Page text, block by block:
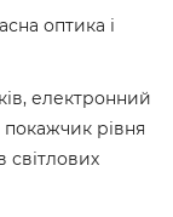
оптика і
електронний
рівня
світлових